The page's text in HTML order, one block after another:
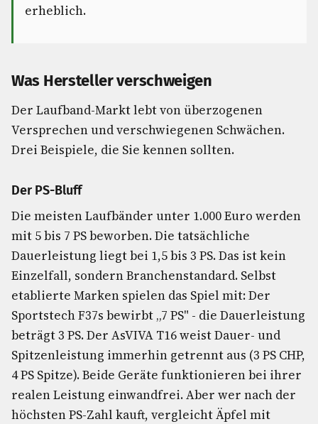
erheblich.
Was Hersteller verschweigen
Der Laufband-Markt lebt von überzogenen
Versprechen und verschwiegenen Schwächen.
Drei Beispiele, die Sie kennen sollten.
Der PS-Bluff
Die meisten Laufbänder unter 1.000 Euro werden
mit 5 bis 7 PS beworben. Die tatsächliche
Dauerleistung liegt bei 1,5 bis 3 PS. Das ist kein
Einzelfall, sondern Branchenstandard. Selbst
etablierte Marken spielen das Spiel mit: Der
Sportstech F37s bewirbt „7 PS" - die Dauerleistung
beträgt 3 PS. Der AsVIVA T16 weist Dauer- und
Spitzenleistung immerhin getrennt aus (3 PS CHP,
4 PS Spitze). Beide Geräte funktionieren bei ihrer
realen Leistung einwandfrei. Aber wer nach der
höchsten PS-Zahl kauft, vergleicht Äpfel mit